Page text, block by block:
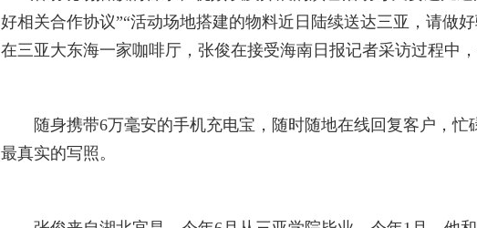
好相关合作协议”“活动场地搭建的物料近日陆续送达三亚，请做
在三亚大东海一家咖啡厅，张俊在接受海南日报记者采访过程中
随身携带6万毫安的手机充电宝，随时随地在线回复客户，忙
最真实的写照。